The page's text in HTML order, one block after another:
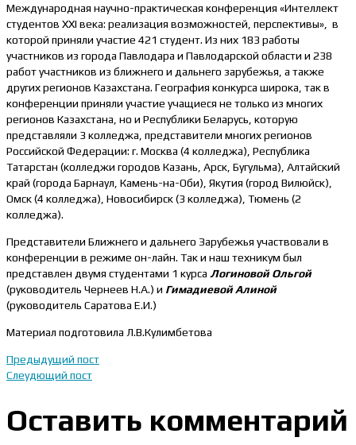
Международная научно-практическая конференция «Интеллект
студентов ХХІ века: реализация возможностей, перспективы», в
которой приняли участие 421 студент. Из них 183 работы
участников из города Павлодара и Павлодарской области и 238
работ участников из ближнего и дальнего зарубежья, а также
других регионов Казахстана. География конкурса широка, так в
конференции приняли участие учащиеся не только из многих
регионов Казахстана, но и Республики Беларусь, которую
представляли 3 колледжа, представители многих регионов
Российской Федерации: г. Москва (4 колледжа), Республика
Татарстан (колледжи городов Казань, Арск, Бугульма), Алтайский
край (города Барнаул, Камень-на-Оби), Якутия (город Вилюйск),
Омск (4 колледжа), Новосибирск (3 колледжа), Тюмень (2
колледжа).
Представители Ближнего и дальнего Зарубежья участвовали в
конференции в режиме он-лайн. Так и наш техникум был
представлен двумя студентами 1 курса Логиновой Ольгой
(руководитель Чернеев Н.А.) и Гимадиевой Алиной
(руководитель Саратова Е.И.)
Материал подготовила Л.В.Кулимбетова
Предыдущий пост
Слеудющий пост
Оставить комментарий